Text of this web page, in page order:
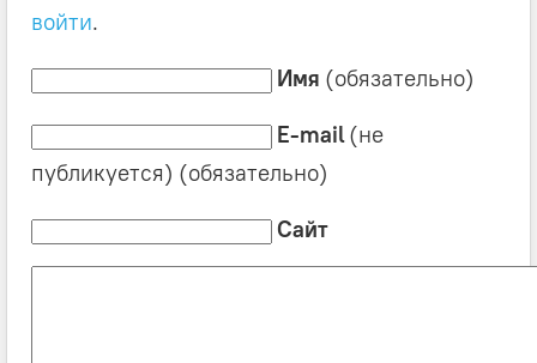
войти.
Имя (обязательно)
E-mail(не
публикуется) (обязательно)
Сайт